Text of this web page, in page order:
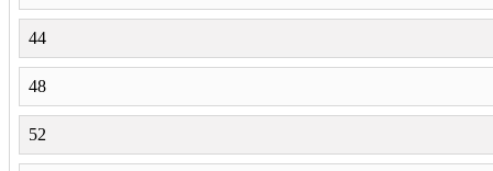
44
48
52